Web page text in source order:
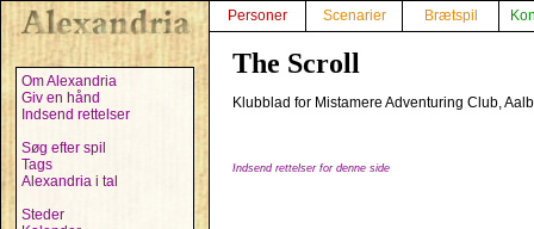
Om Alexandria
Giv en hånd
Indsend rettelser
Søg efter spil
Tags
Alexandria i tal
Steder
Personer Scenarier Brætspil
The Scroll
Klubblad for Mistamere Adventuring Club,
Indsend rettelser for denne side